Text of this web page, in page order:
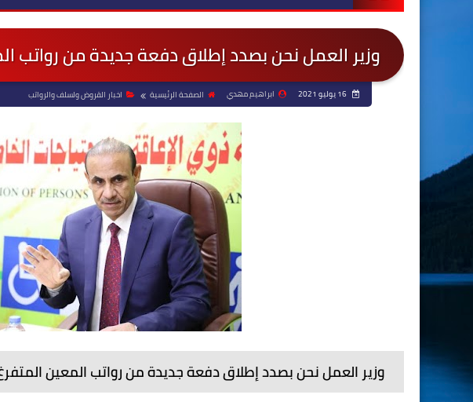
وزير العمل نحن بصدد إطلاق دفعة جديدة من رواتب
ابراهيم مهدي الصفحة الرئيسية اخبار القروض ولسلف والرواتب
وزير العمل نحن بصدد إطلاق دفعة جديدة من رواتب المعين